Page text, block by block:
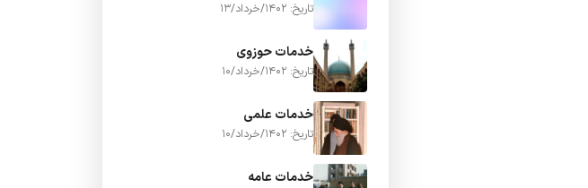
تاریخ: 1402/خرداد/13
خدمات حوزوی
تاریخ: 1402/خرداد/10
خدمات علمی
تاریخ: 1402/خرداد/10
خدمات عامه